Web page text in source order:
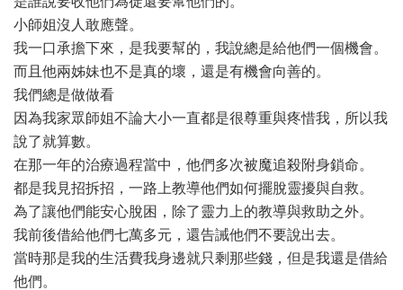
小師姐沒人敢應聲。
我一口承擔下來，是我要幫的，我說總是給他們一個機會。
而且他兩姊妹也不是真的壞，還是有機會向善的。
我們總是做做看
因為我家眾師姐不論大小一直都是很尊重與疼惜我，所以我
說了就算數。
在那一年的治療過程當中，他們多次被魔追殺附身鎖命。
都是我見招拆招，一路上教導他們如何擺脫靈擾與自救。
為了讓他們能安心脫困，除了靈力上的教導與救助之外。
我前後借給他們七萬多元，還告誡他們不要說出去。
當時那是我的生活費我身邊就只剩那些錢，但是我還是借給
他們。